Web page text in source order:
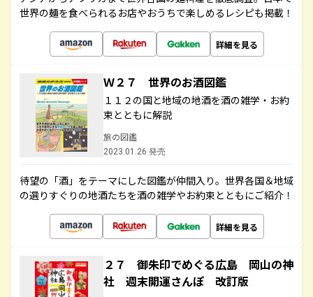
世界の麺を食べられるお店やおうちで楽しめるレシピも掲載！
詳細を見る
Ｗ２７ 世界のお酒図鑑
１１２の国と地域の地酒を酒の雑学・お約
束とともに解説
旅の図鑑
2023.01.26 発売
待望の「酒」をテーマにした図鑑が仲間入り。世界各国＆地域
の選りすぐりの地酒たちを酒の雑学やお約束とともにご紹介！
詳細を見る
２７ 御朱印でめぐる広島 岡山の神
社 週末開運さんぽ 改訂版